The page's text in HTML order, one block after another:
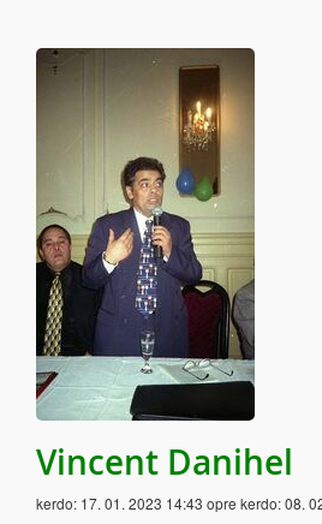
Vincent Danihel
kerdo: 17. 01. 2023 14:43 opre kerdo:08.